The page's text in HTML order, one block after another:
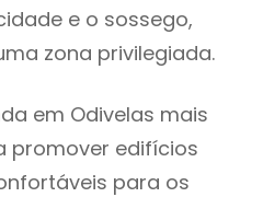
e o sossego,
zona privilegiada.
em Odivelas mais
promover edifícios
para os